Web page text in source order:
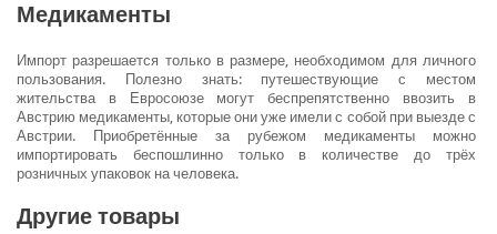
Медикаменты
Импорт разрешается только в размере, необходимом для личного
пользования. Полезно знать: путешествующие с местом
жительства в Евросоюзе могут беспрепятственно ввозить в
Австрию медикаменты, которые они уже имели с собой при выезде с
Австрии. Приобретённые за рубежом медикаменты можно
импортировать беспошлинно только в количестве до трёх
розничных упаковок на человека.
Другие товары